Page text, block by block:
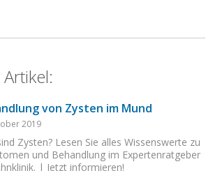
von Zysten im Mund
2019
Zysten? Lesen Sie alles Wissenswerte zu
und Behandlung im Expertenratgeber
| Jetzt informieren!